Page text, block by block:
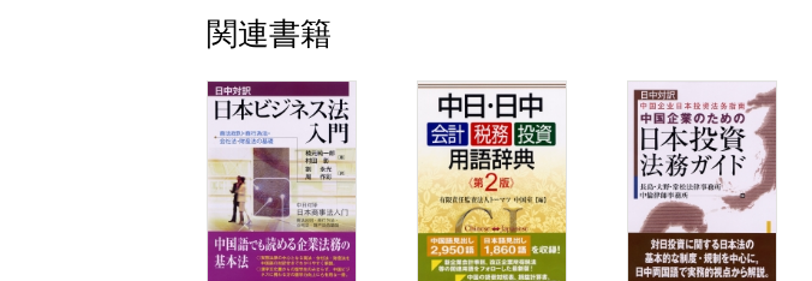
１．中国の不動産制度の概要
２．賃貸借契約の注意点
３．借りている物件が譲渡された場合
４．外国人の不動産購入
第４章 現地で人を雇うことになったら
１．労働契約締結時の注意点
２．従業員の解雇
３．労働契約を終了・解除できない場合，労働組合の解除手続への
関連書籍